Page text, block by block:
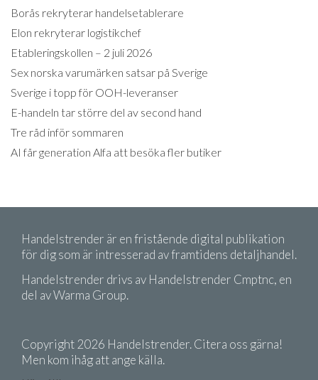
Borås rekryterar handelsetablerare
Elon rekryterar logistikchef
Etableringskollen – 2 juli 2026
Sex norska varumärken satsar på Sverige
Sverige i topp för OOH-leveranser
E-handeln tar större del av second hand
Tre råd inför sommaren
AI får generation Alfa att besöka fler butiker
Handelstrender är en fristående digital publikation
för dig som är intresserad av framtidens detaljhandel.
Handelstrender drivs av Handelstrender Cmptnc, en
del av Warma Group.
Copyright 2026 Handelstrender. Citera oss gärna!
Men kom ihåg att ange källa.